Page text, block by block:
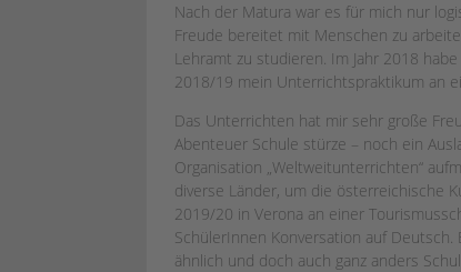
Nach der Matura war es für mich nur
Freude bereitet mit Menschen zu
Lehramt zu studieren. Im Jahr 2018
2018/19 mein Unterrichtspraktikum an
Das Unterrichten hat mir sehr große
Abenteuer Schule stürze – noch ein
Organisation „Weltweitunterrichten“
diverse Länder, um die österreichische
2019/20 in Verona an einer
SchülerInnen Konversation auf
ähnlich und doch auch ganz anders